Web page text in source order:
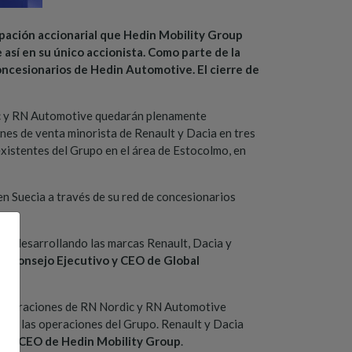
accionarial que Hedin Mobility Group
en su único accionista. Como parte de la
de Hedin Automotive. El cierre de
RN Automotive quedarán plenamente
de venta minorista de Renault y Dacia en tres
del Grupo en el área de Estocolmo, en
a través de su red de concesionarios
desarrollando las marcas Renault, Dacia y
Consejo Ejecutivo y CEO de Global
de RN Nordic y RN Automotive
las operaciones del Grupo. Renault y Dacia
CEO de Hedin Mobility Group.